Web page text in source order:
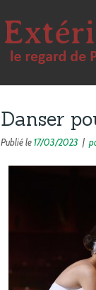
Danser
Publié le17/03/2023 |